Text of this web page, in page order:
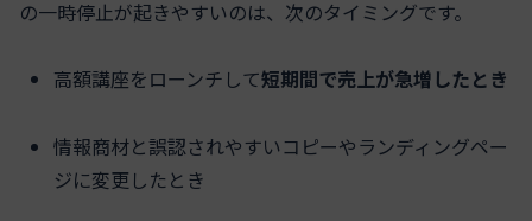
の一時停止が起きやすいのは、次のタイミングです。
高額講座をローンチして短期間で売上が急増したとき
情報商材と誤認されやすいコピーやランディングペー
ジに変更したとき